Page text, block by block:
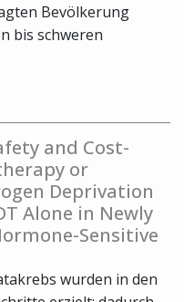
Bevölkerung
bis schweren
and Cost-
or
Deprivation
Alone in Newly
Sensitive
wurden in den